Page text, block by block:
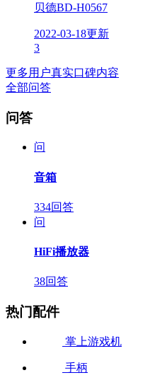
贝德BD-H0567
2022-03-18更新
3
更多用户真实口碑内容
全部问答
问答
问
音箱
334回答
问
HiFi播放器
38回答
热门配件
掌上游戏机
手柄